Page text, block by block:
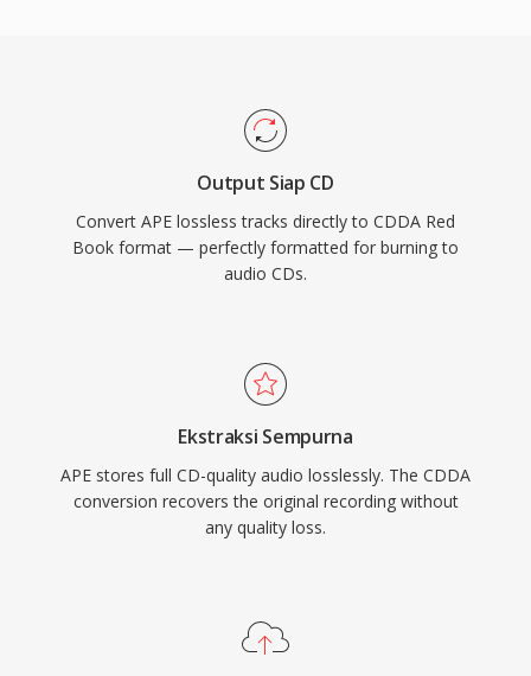
Output Siap CD
Convert APE lossless tracks directly to CDDA Red
Book format — perfectly formatted for burning to
audio CDs.
Ekstraksi Sempurna
APE stores full CD-quality audio losslessly. The CDDA
conversion recovers the original recording without
any quality loss.